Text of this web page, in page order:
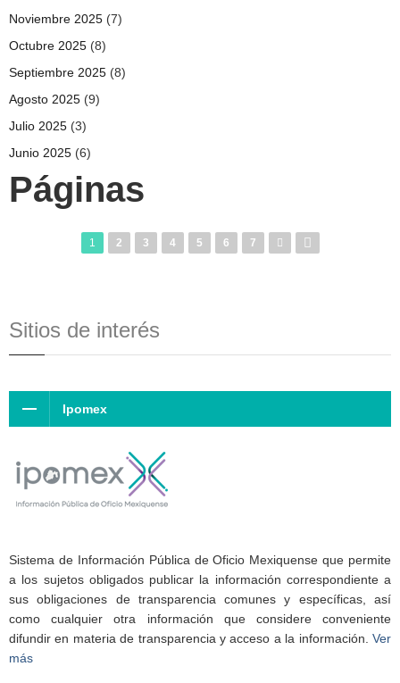
Noviembre 2025 (7)
Octubre 2025 (8)
Septiembre 2025 (8)
Agosto 2025 (9)
Julio 2025 (3)
Junio 2025 (6)
Páginas
1 2 3 4 5 6 7
Sitios de interés
Ipomex
Sistema de Información Pública de Oficio Mexiquense que permite
a los sujetos obligados publicar la información correspondiente a
sus obligaciones de transparencia comunes y específicas, así
como cualquier otra información que considere conveniente
difundir en materia de transparencia y acceso a la información. Ver
más